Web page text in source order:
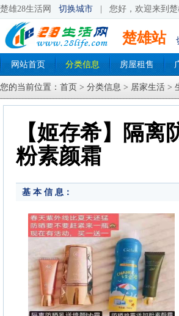
楚雄28生活网 切换城市 您好，欢迎来到
楚雄站
网站首页 分类信息 房屋租售
您的当前位置： 首页 > 分类信息 > 居家生活 >
【姬存希】隔
粉素颜霜
基 本 信 息：